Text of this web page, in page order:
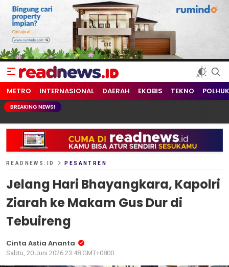
readnews.id
Berita Terkini, Update Terbaru Hari ini dari Indonesia dan Dunia
METRO INTERNASIONAL DAERAH EKOBIS TEKNO
BREAKING NEWS!
READNEWS.ID PESANTREN
Jelang Hari Bhayangkara, Kapolri
Ziarah ke Makam Gus Dur di
Tebuireng
Cinta Astia Ananta
Sabtu, 20 Juni 2026 23:48 GMT+0800